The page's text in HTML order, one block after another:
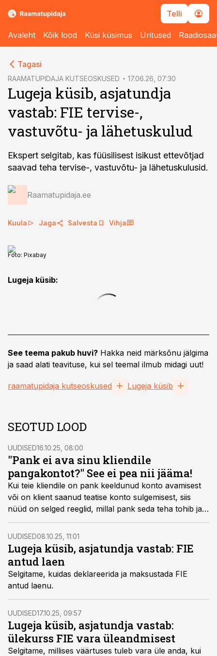
Telli
Avaleht Kõik lood Küsi küsimus Üritused
Tagasi
RAAMATUPIDAJA KUTSEOSKUSED 17.06.26, 07:30
Lugeja küsib, asjatundja
vastab: FIE tervise-,
vastuvõtu- ja lähetuskulud
Ekspert selgitab, kas füüsilisest isikust ettevõtjad
saavad teha tervise-, vastuvõtu- ja lähetuskulusid.
Raamatupidaja.ee
Kuula Jaga Salvesta Vihja
Foto: Pixabay
Lugeja küsib:
See teema pakub huvi? Hakka neid märksõnu jälgima
ja saad alati teavituse, kui sel teemal ilmub midagi uut!
raamatupidaja kutseoskused Lugeja küsib
SEOTUD LOOD
UUDISED16.10.25, 08:00
"Pank ei ava sinu kliendile
pangakontot?" See ei pea nii jääma!
Kui teie kliendile on pank keeldunud konto avamisest
või on klient saanud teatise konto sulgemisest, siis
nüüd on selged reeglid, millal pank seda teha tohib ja
millal mitte. Raamatupidajal on kasulik teada, millised
on kliendi õigused ja kuidas neid kaitsta.
UUDISED08.10.25, 11:01
Lugeja küsib, asjatundja vastab: FIE
antud laen
Selgitame, kuidas deklareerida ja maksustada FIE
antud laenu.
UUDISED17.10.25, 09:57
Lugeja küsib, asjatundja vastab:
ülekurss FIE vara üleandmisest
Selgitame, millises väärtuses tuleb vara üle anda, kui